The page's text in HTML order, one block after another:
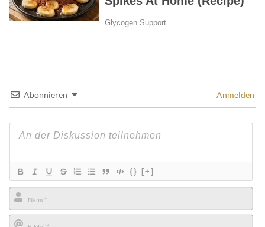
Abonnieren Anmelden
{} [+]
Name*